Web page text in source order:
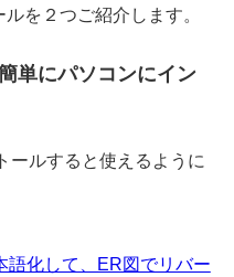
を２つご紹介します。
単にパソコンにイン
ールすると使えるように
語化して、ER図でリバー